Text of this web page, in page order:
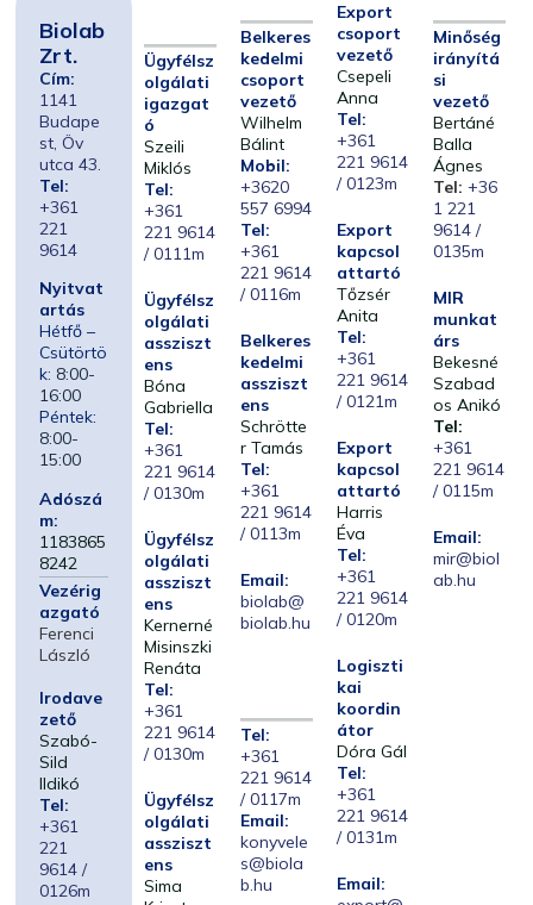
Biolab
Zrt.
Cím:
1141
Budape
st, Öv
utca 43.
Tel:
+361
221
9614
Nyitvat
artás
Hétfő –
Csütörtö
k: 8:00-
16:00
Péntek:
8:00-
15:00
Adószá
m:
1183865
8242
Vezérig
azgató
Ferenci
László
Irodave
zető
Szabó-
Sild
Ildikó
Tel:
+361
221
9614 /
0126m
Ügyfélsz
olgálati
igazgat
ó
Szeili
Miklós
Tel:
+361
221 9614
/ 0111m
Ügyfélsz
olgálati
assziszt
ens
Bóna
Gabriella
Tel:
+361
221 9614
/ 0130m
Ügyfélsz
olgálati
assziszt
ens
Kernerné
Misinszki
Renáta
Tel:
+361
221 9614
/ 0130m
Ügyfélsz
olgálati
assziszt
ens
Sima
Belkeres
kedelmi
csoport
vezető
Wilhelm
Bálint
Mobil:
+3620
557 6994
Tel:
+361
221 9614
/ 0116m
Belkeres
kedelmi
assziszt
ens
Schrötte
r Tamás
Tel:
+361
221 9614
/ 0113m
Email:
biolab@
biolab.hu
Tel:
+361
221 9614
/ 0117m
Email:
konyvele
s@biola
b.hu
Export
csoport
vezető
Csepeli
Anna
Tel:
+361
221 9614
/ 0123m
Export
kapcsol
attartó
Tőzsér
Anita
Tel:
+361
221 9614
/ 0121m
Export
kapcsol
attartó
Harris
Éva
Tel:
+361
221 9614
/ 0120m
Logiszti
kai
koordin
átor
Dóra Gál
Tel:
+361
221 9614
/ 0131m
Email:
Minőség
irányítá
si
vezető
Bertáné
Balla
Ágnes
Tel: +36
1 221
9614 /
0135m
MIR
munkat
árs
Bekesné
Szabad
os Anikó
Tel:
+361
221 9614
/ 0115m
Email:
mir@biol
ab.hu